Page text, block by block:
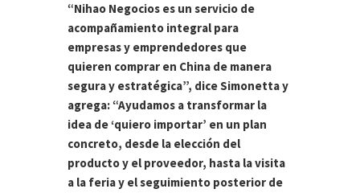
“Nihao Negocios es un servicio de
acompañamiento integral para
empresas y emprendedores que
quieren comprar en China de manera
segura y estratégica”, dice Simonetta y
agrega: “Ayudamos a transformar la
idea de ‘quiero importar’ en un plan
concreto, desde la elección del
producto y el proveedor, hasta la visita
a la feria y el seguimiento posterior de